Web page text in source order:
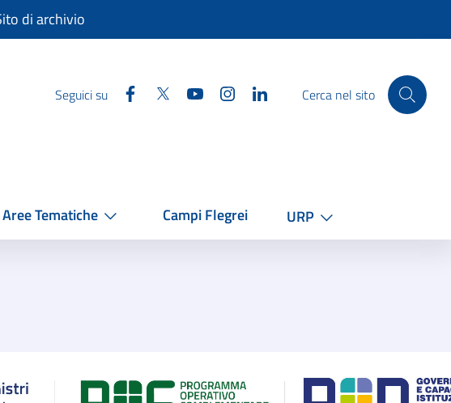
di archivio
Seguici su Facebook
Twitter YouTube InstagramLinkedinCerca nel sito
Aree Tematiche Campi Flegrei URP